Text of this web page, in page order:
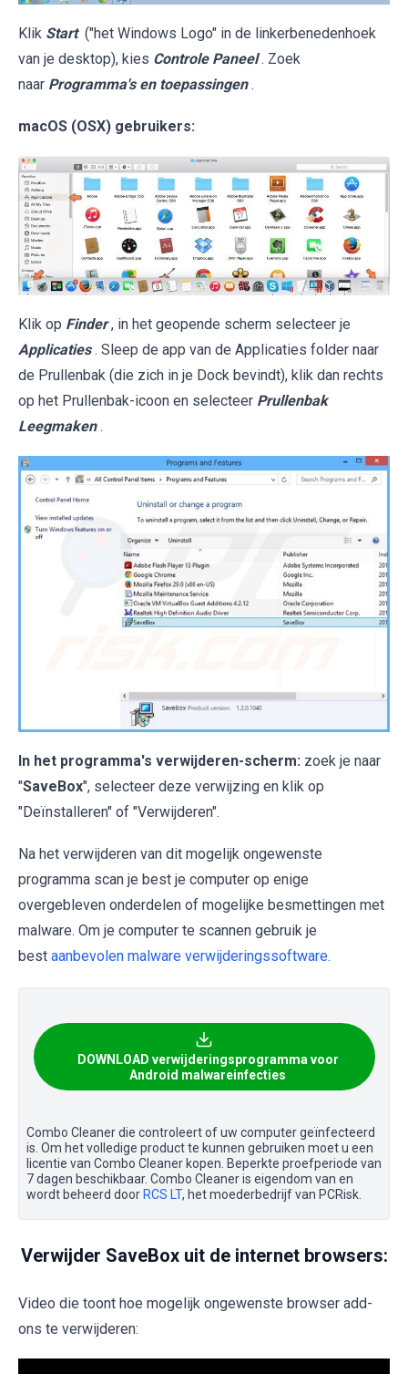
Klik Start ("het Windows Logo" in de linkerbenedenhoek
van je desktop), kies Controle Paneel . Zoek
naar Programma's en toepassingen .
macOS (OSX) gebruikers:
Klik op Finder , in het geopende scherm selecteer je
Applicaties . Sleep de app van de Applicaties folder naar
de Prullenbak (die zich in je Dock bevindt), klik dan rechts
op het Prullenbak-icoon en selecteer Prullenbak
Leegmaken .
In het programma's verwijderen-scherm: zoek je naar
"SaveBox", selecteer deze verwijzing en klik op
"Deïnstalleren" of "Verwijderen".
Na het verwijderen van dit mogelijk ongewenste
programma scan je best je computer op enige
overgebleven onderdelen of mogelijke besmettingen met
malware. Om je computer te scannen gebruik je
best aanbevolen malware verwijderingssoftware.
DOWNLOAD verwijderingsprogramma voor
Android malwareinfecties
Combo Cleaner die controleert of uw computer geïnfecteerd
is. Om het volledige product te kunnen gebruiken moet u een
licentie van Combo Cleaner kopen. Beperkte proefperiode van
7 dagen beschikbaar. Combo Cleaner is eigendom van en
wordt beheerd door RCS LT, het moederbedrijf van PCRisk.
Verwijder SaveBox uit de internet browsers:
Video die toont hoe mogelijk ongewenste browser add-
ons te verwijderen: